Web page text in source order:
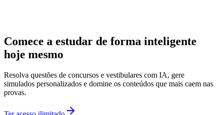
Comece a estudar de forma inteligente
hoje mesmo
Resolva questões de concursos e vestibulares com IA, gere
simulados personalizados e domine os conteúdos que mais caem nas
provas.